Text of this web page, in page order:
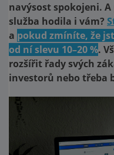
navýsost spokojeni.
služba hodila i vám?
a pokud zmíníte, že
od ní slevu 10–20 %.
rozšířit řady svých
investorů nebo třeba